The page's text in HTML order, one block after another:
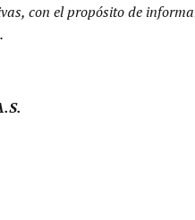
con el propósito de